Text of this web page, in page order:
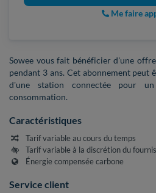
Me faire
Sowee vous fait bénéficier d'une
pendant 3 ans. Cet abonnement peut
d'une station connectée pour
consommation.
Caractéristiques
Tarif variable au cours du temps
Tarif variable à la discrétion du
Énergie compensée carbone
Service client